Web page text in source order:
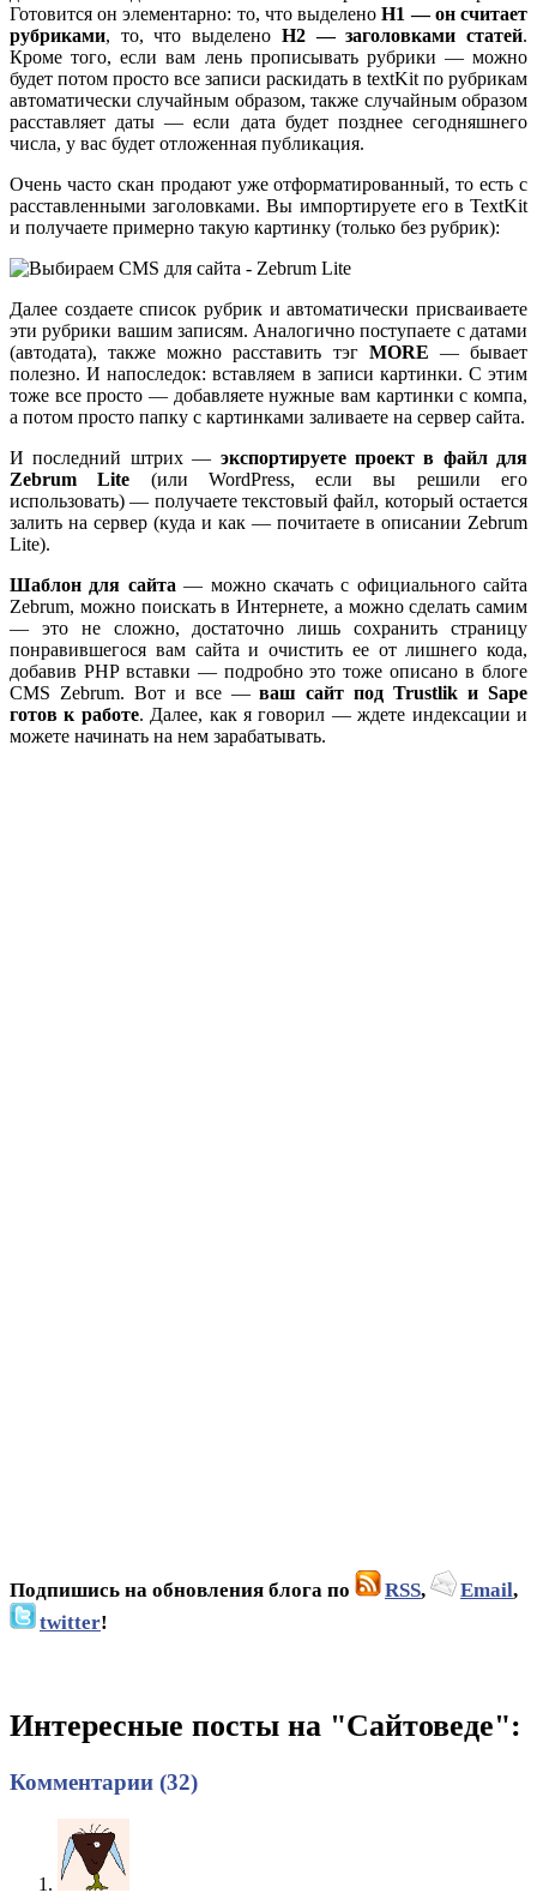
Готовится он элементарно: то, что выделеноH1 — он считает
рубриками, то, что выделено H2 — заголовками статей.
Кроме того, если вам лень прописывать рубрики — можно
будет потом просто все записи раскидать в textKit по рубрикам
автоматически случайным образом, также случайным образом
расставляет даты — если дата будет позднее сегодняшнего
числа, у вас будет отложенная публикация.
Очень часто скан продают уже отформатированный, то есть с
расставленными заголовками. Вы импортируете его в TextKit
и получаете примерно такую картинку (только без рубрик):
Далее создаете список рубрик и автоматически присваиваете
эти рубрики вашим записям. Аналогично поступаете с датами
(автодата), также можно расставить тэг MORE — бывает
полезно. И напоследок: вставляем в записи картинки. С этим
тоже все просто — добавляете нужные вам картинки с компа,
а потом просто папку с картинками заливаете на сервер сайта.
И последний штрих — экспортируете проект в файл для
Zebrum Lite (или WordPress, если вы решили его
использовать) — получаете текстовый файл, который остается
залить на сервер (куда и как — почитаете в описании Zebrum
Lite).
Шаблон для сайта — можно скачать с официального сайта
Zebrum, можно поискать в Интернете, а можно сделать самим
— это не сложно, достаточно лишь сохранить страницу
понравившегося вам сайта и очистить ее от лишнего кода,
добавив PHP вставки — подробно это тоже описано в блоге
CMS Zebrum. Вот и все —ваш сайт под Trustlik и Sape
готов к работе. Далее, как я говорил — ждете индексации и
можете начинать на нем зарабатывать.
Подпишись на обновления блога по RSS, Email,
twitter!
Интересные посты на "Сайтоведе":
Комментарии (32)